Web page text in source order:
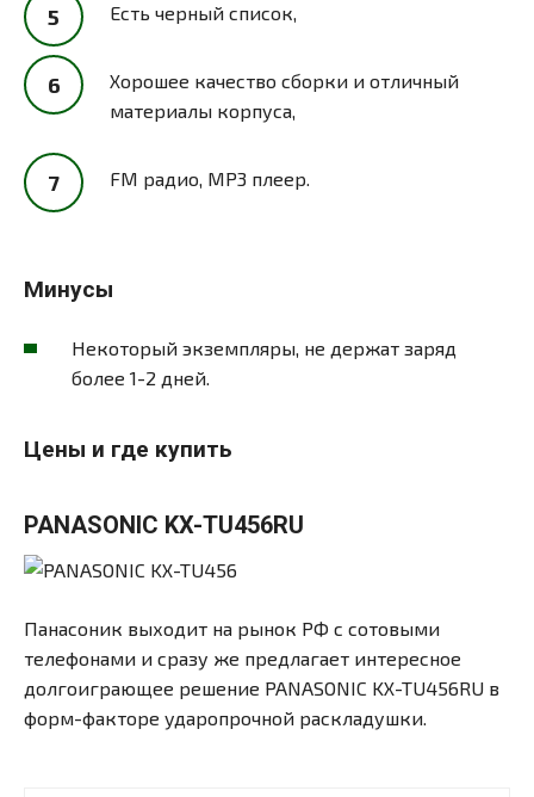
Есть черный список,
Хорошее качество сборки и отличный
материалы корпуса,
FM радио, MP3 плеер.
Минусы
Некоторый экземпляры, не держат заряд
более 1-2 дней.
Цены и где купить
PANASONIC KX-TU456RU
Панасоник выходит на рынок РФ с сотовыми
телефонами и сразу же предлагает интересное
долгоиграющее решение PANASONIC KX-TU456RU в
форм-факторе ударопрочной раскладушки.